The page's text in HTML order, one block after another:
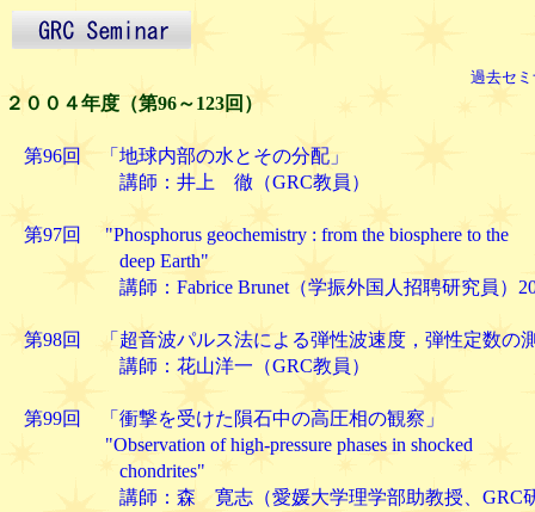
過去セ
２００４年度（第96～123回）
第96回 「地球内部の水とその分配」
講師：井上 徹（GRC教員）
第97回 "Phosphorus geochemistry : from the biosphere to the
deep Earth"
講師：Fabrice Brunet（学振外国人招聘研究員）
第98回 「超音波パルス法による弾性波速度，弾性定数の
講師：花山洋一（GRC教員）
第99回 「衝撃を受けた隕石中の高圧相の観察」
"Observation of high-pressure phases in shocked
chondrites"
講師：森 寛志（愛媛大学理学部助教授、GRC研